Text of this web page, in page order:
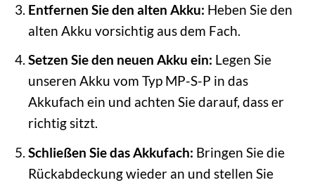
Entfernen Sie den alten Akku: Heben Sie den
alten Akku vorsichtig aus dem Fach.
Setzen Sie den neuen Akku ein: Legen Sie
unseren Akku vom Typ MP-S-P in das
Akkufach ein und achten Sie darauf, dass er
richtig sitzt.
Schließen Sie das Akkufach: Bringen Sie die
Rückabdeckung wieder an und stellen Sie